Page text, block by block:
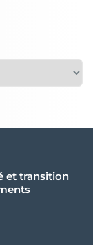
et transition